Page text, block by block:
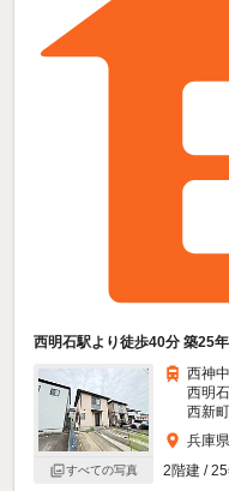
西明石駅より徒歩40分 築25
すべての写真
西神
西明
西新
兵庫
2階建 /